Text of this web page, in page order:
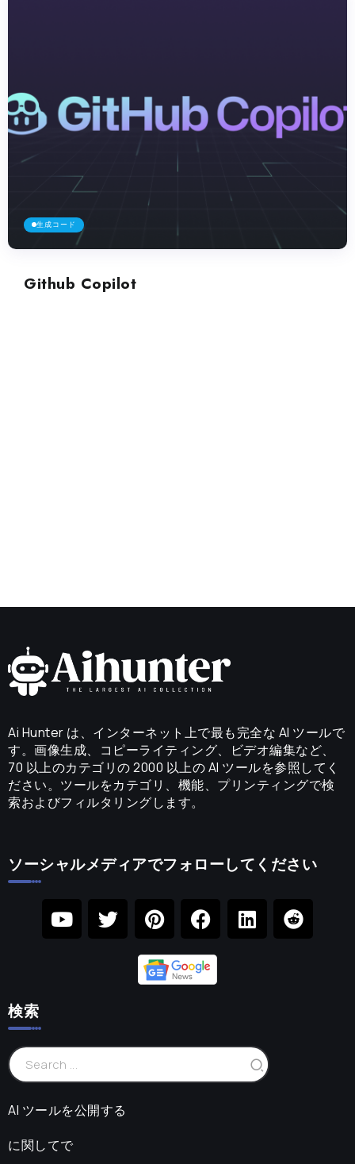
生成コード
Github Copilot
Ai Hunter は、インターネット上で最も完全な AI ツールで
す。画像生成、コピーライティング、ビデオ編集など、
70 以上のカテゴリの 2000 以上の AI ツールを参照してく
ださい。ツールをカテゴリ、機能、プリンティングで検
索およびフィルタリングします。
ソーシャルメディアでフォローしてください
検索
AI ツールを公開する
に関してで